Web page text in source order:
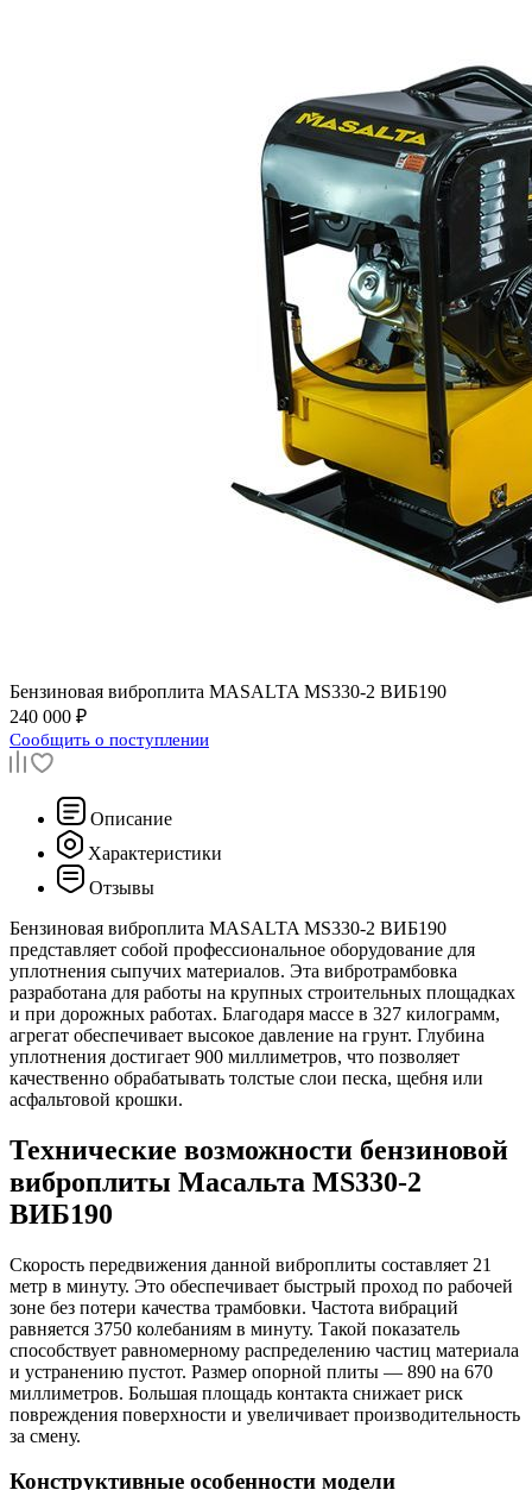
Бензиновая виброплита MASALTA MS330-2 ВИБ190
240 000 ₽
Сообщить о поступлении
Описание
Характеристики
Отзывы
Бензиновая виброплита MASALTA MS330-2 ВИБ190
представляет собой профессиональное оборудование для
уплотнения сыпучих материалов. Эта вибротрамбовка
разработана для работы на крупных строительных площадках
и при дорожных работах. Благодаря массе в 327 килограмм,
агрегат обеспечивает высокое давление на грунт. Глубина
уплотнения достигает 900 миллиметров, что позволяет
качественно обрабатывать толстые слои песка, щебня или
асфальтовой крошки.
Технические возможности бензиновой
виброплиты Масальта MS330-2
ВИБ190
Скорость передвижения данной виброплиты составляет 21
метр в минуту. Это обеспечивает быстрый проход по рабочей
зоне без потери качества трамбовки. Частота вибраций
равняется 3750 колебаниям в минуту. Такой показатель
способствует равномерному распределению частиц материала
и устранению пустот. Размер опорной плиты — 890 на 670
миллиметров. Большая площадь контакта снижает риск
повреждения поверхности и увеличивает производительность
за смену.
Конструктивные особенности модели